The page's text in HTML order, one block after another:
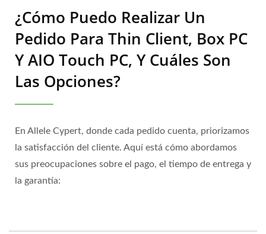
¿Cómo Puedo Realizar Un
Pedido Para Thin Client, Box PC
Y AIO Touch PC, Y Cuáles Son
Las Opciones?
En Allele Cypert, donde cada pedido cuenta, priorizamos
la satisfacción del cliente. Aquí está cómo abordamos
sus preocupaciones sobre el pago, el tiempo de entrega y
la garantía: